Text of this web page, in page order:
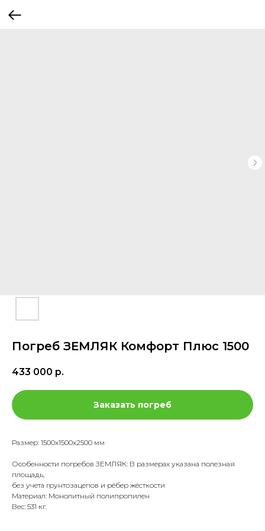
Погреб ЗЕМЛЯК Комфорт Плюс 1500
433 000 р.
Заказать погреб
Размер: 1500х1500х2500 мм
Особенности погребов ЗЕМЛЯК: В размерах указана полезная
площадь,
без учета грунтозацепов и рёбер жёсткости
Материал: Монолитный полипропилен
Вес: 531 кг.